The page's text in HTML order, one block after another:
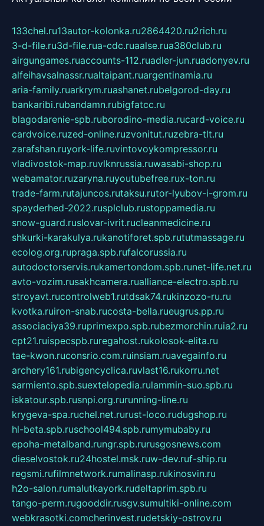
133chel.ru13autor-kolonka.ru2864420.ru2rich.ru
3-d-file.ru3d-file.rua-cdc.ruaalse.rua380club.ru
airgungames.ruaccounts-112.ruadler-jun.ruadonyev.ru
alfeihavsalnassr.rualtaipant.ruargentinamia.ru
aria-family.ruarkrym.ruashanet.rubelgorod-day.ru
bankaribi.rubandamn.rubigfatcc.ru
blagodarenie-spb.ruborodino-media.rucard-voice.ru
cardvoice.ruzed-online.ruzvonitut.ruzebra-tlt.ru
zarafshan.ruyork-life.ruvintovoykompressor.ru
vladivostok-map.ruvlknrussia.ruwasabi-shop.ru
webamator.ruzaryna.ruyoutubefree.rux-ton.ru
trade-farm.rutajuncos.rutaksu.rutor-lyubov-i-grom.ru
spayderhed-2022.rusplclub.rustoppamedia.ru
snow-guard.ruslovar-ivrit.rucleanmedicine.ru
shkurki-karakulya.rukanotiforet.spb.rututmassage.ru
ecolog.org.rupraga.spb.rufalcorussia.ru
autodoctorservis.rukamertondom.spb.runet-life.net.ru
avto-vozim.rusakhcamera.rualliance-electro.spb.ru
stroyavt.rucontrolweb1.rutdsak74.rukinzozo-ru.ru
kvotka.ruiron-snab.rucosta-bella.rueugrus.pp.ru
associaciya39.ruprimexpo.spb.rubezmorchin.ruia2.ru
cpt21.ruispecspb.ruregahost.rukolosok-elita.ru
tae-kwon.ruconsrio.com.ruinsiam.ruavegainfo.ru
archery161.rubigencyclica.ruvlast16.rukorru.net
sarmiento.spb.suextelopedia.rulammin-suo.spb.ru
iskatour.spb.rusnpi.org.rurunning-line.ru
krygeva-spa.ruchel.net.rurust-loco.rudugshop.ru
hl-beta.spb.ruschool494.spb.rumymubaby.ru
epoha-metalband.rungr.spb.rurusgosnews.com
dieselvostok.ru24hostel.msk.ruw-dev.ruf-ship.ru
regsmi.rufilmnetwork.rumalinasp.rukinosvin.ru
h2o-salon.rumalutkayork.rudeltaprim.spb.ru
tango-perm.rugooddir.rusgv.sumultiki-online.com
webkrasotki.comcherinvest.rudetskiy-ostrov.ru